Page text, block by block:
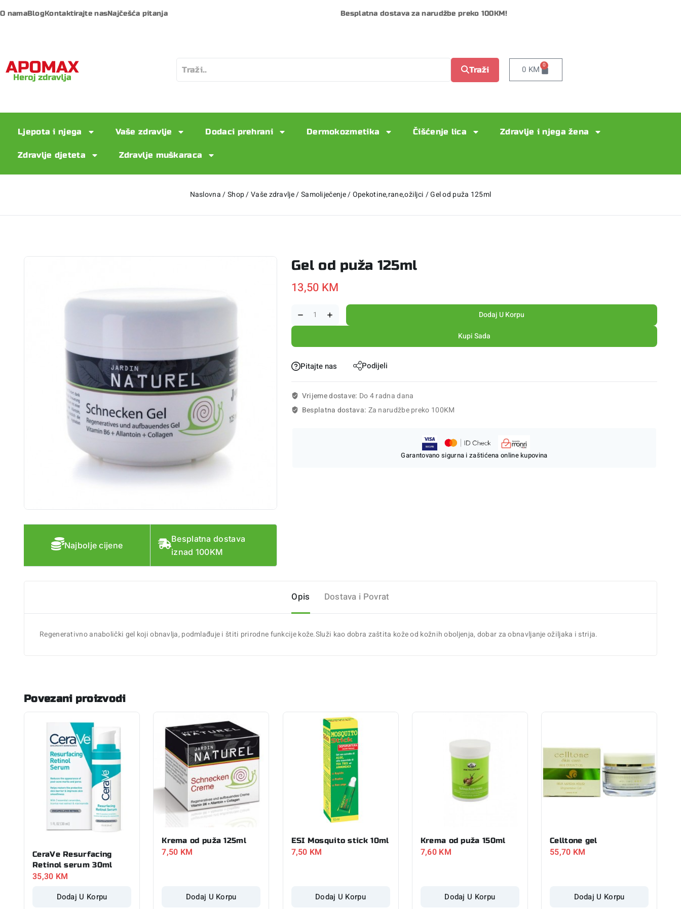
O namaBlogKontaktirajte nasNajčešća pitanja Besplatna dostava za narudžbe preko 100KM!
Traži 0 KM 0
Ljepota i njega Vaše zdravlje Dodaci prehrani Dermokozmetika Čišćenje lica Zdravlje i njega žena
Zdravlje djeteta Zdravlje muškaraca
Naslovna /Shop/Vaše zdravlje/Samoliječenje/Opekotine,rane,ožiljci /Gel od puža 125ml
Najbolje cijene
Besplatna dostava
iznad 100KM
Gel od puža 125ml
13,50 KM
Dodaj U Korpu
Kupi Sada
Pitajte nas Podijeli
Vrijeme dostave: Do 4 radna dana
Besplatna dostava: Za narudžbe preko 100KM
Garantovano sigurna i zaštićena online kupovina
Opis Dostava i Povrat
Regenerativno anabolički gel koji obnavlja, podmlađuje i štiti prirodne funkcije kože.Služi kao dobra zaštita kože od kožnih oboljenja, dobar za obnavljanje ožiljaka i strija.
Povezani proizvodi
CeraVe Resurfacing
Retinol serum 30ml
35,30 KM
Dodaj U Korpu
Krema od puža 125ml
7,50 KM
Dodaj U Korpu
ESI Mosquito stick 10ml
7,50 KM
Dodaj U Korpu
Krema od puža 150ml
7,60 KM
Dodaj U Korpu
Celltone gel
55,70 KM
Dodaj U Korpu